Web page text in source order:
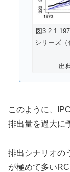
図3.2.1
シリーズ
出
このように、
排出量を過大に
排出シナリオの
が極めて多い